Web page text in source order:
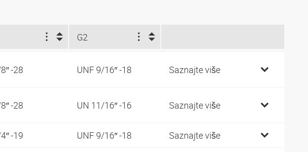
G2
-28 UNF 9/16″ -18 Saznajte više
-28 UN 11/16″ -16 Saznajte više
-19 UNF 9/16″ -18 Saznajte više